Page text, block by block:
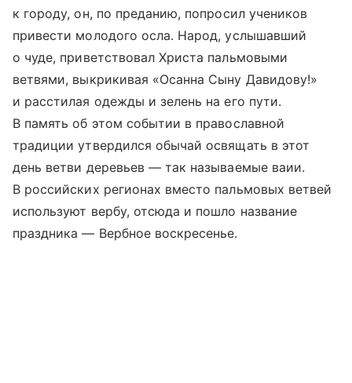
к городу, он, по преданию, попросил учеников
привести молодого осла. Народ, услышавший
о чуде, приветствовал Христа пальмовыми
ветвями, выкрикивая «Осанна Сыну Давидову!»
и расстилая одежды и зелень на его пути.
В память об этом событии в православной
традиции утвердился обычай освящать в этот
день ветви деревьев — так называемые ваии.
В российских регионах вместо пальмовых ветвей
используют вербу, отсюда и пошло название
праздника — Вербное воскресенье.